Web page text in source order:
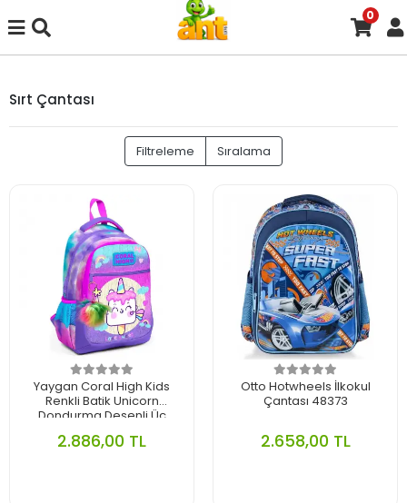
0
Sırt Çantası
Filtreleme Sıralama
Yaygan Coral High Kids
Renkli Batik Unicorn
Dondurma Desenli Üç
23480
2.886,00 TL
Otto Hotwheels İlkokul
Çantası 48373
2.658,00 TL